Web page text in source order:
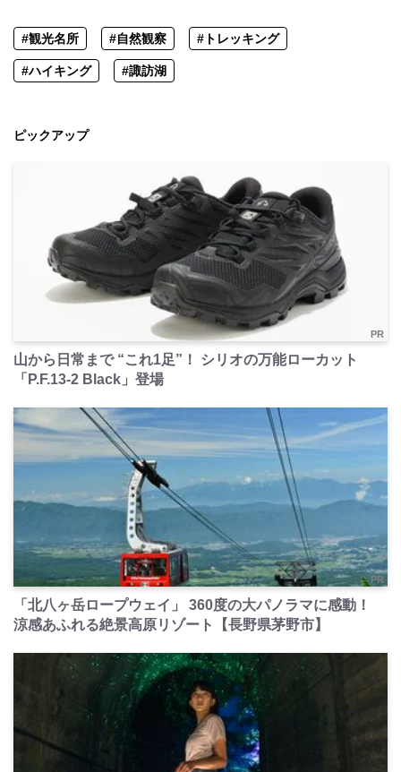
#観光名所 #自然観察 #トレッキング
#ハイキング #諏訪湖
ピックアップ
PR
山から日常まで “これ1足”！ シリオの万能ローカット
「P.F.13-2 Black」登場
PR
「北八ヶ岳ロープウェイ」 360度の大パノラマに感動！
涼感あふれる絶景高原リゾート【長野県茅野市】